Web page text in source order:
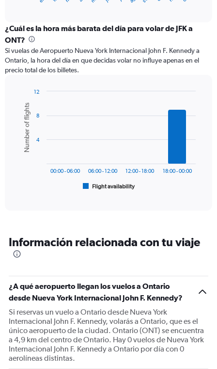
categories.
Range:
12
categories.
The
chart
axis
displaying
values.
Range:
¿Cuál es la hora más barata del día para volar de JFK a
ONT?
Si vuelas de Aeropuerto Nueva York Internacional John F. Kennedy a
Ontario, la hora del día en que decidas volar no influye apenas en el
precio total de los billetes.
chart
with
bars.
The
categories.
The
Y
axis
Number
of
flights.
Range:
0
to
Chart
graphic.
Number of flights
Flight availability
00:00 - 06:00 06:00 - 12:00 12:00 - 18:00 18:00 - 00:00
4
8
12
Información relacionada con tu viaje
¿A qué aeropuerto llegan los vuelos a Ontario
desde Nueva York Internacional John F. Kennedy?
Si reservas un vuelo a Ontario desde Nueva York
Internacional John F. Kennedy, volarás a Ontario, que es el
único aeropuerto de la ciudad. Ontario (ONT) se encuentra
a 4,9 km del centro de Ontario. Hay 0 vuelos de Nueva York
Internacional John F. Kennedy a Ontario por día con 0
aerolíneas distintas.